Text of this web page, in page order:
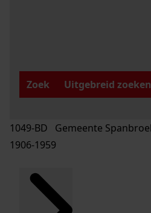
Zoek
Uitgebreid zoeken
1049-BD Gemeente
1906-1959